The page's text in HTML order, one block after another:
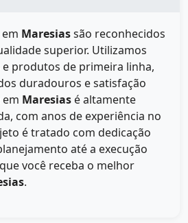
em Maresiassão reconhecidos
superior. Utilizamos
e produtos de primeira linha,
duradouros e satisfação
Maresias é altamente
com anos de experiência no
é tratado com dedicação
até a execução
você receba o melhor
.